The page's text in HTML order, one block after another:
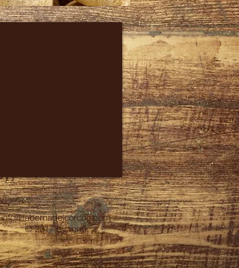
info@tabernadelcorcho.com
© 2017 by mml